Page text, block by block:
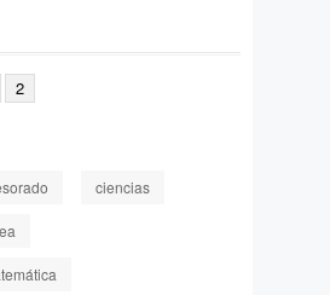
2
ciencias